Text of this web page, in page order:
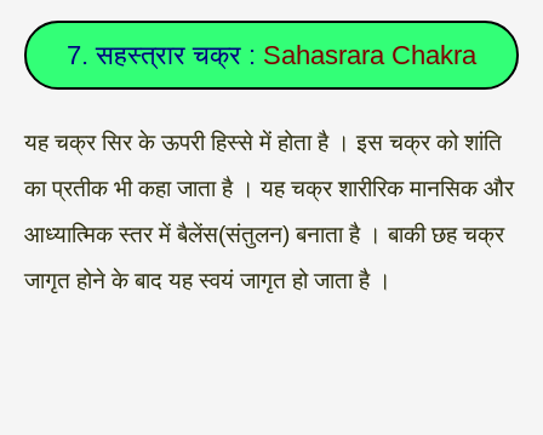
7. सहस्त्रार चक्र : Sahasrara Chakra
यह चक्र सिर के ऊपरी हिस्से में होता है । इस चक्र को शांति
का प्रतीक भी कहा जाता है । यह चक्र शारीरिक मानसिक और
आध्यात्मिक स्तर में बैलेंस(संतुलन) बनाता है । बाकी छह चक्र
जागृत होने के बाद यह स्वयं जागृत हो जाता है ।